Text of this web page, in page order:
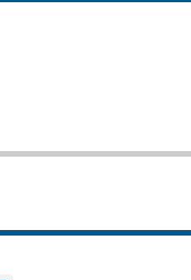
op-/nedblænding,
Højdejusterbart
ESP, Isofix,
OK!